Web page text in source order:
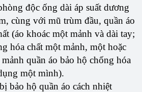
độc ống dài áp suất dương
cùng với mũ trùm đầu, quần áo
(áo khoác một mảnh và dài tay;
hóa chất một mảnh, một hoặc
quần áo bảo hộ chống hóa
một mình).
bảo hộ quần áo cách nhiệt